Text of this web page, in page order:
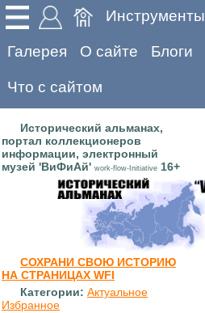
Инструменты
Галерея О сайте Блоги
Что с сайтом
Исторический альманах,
портал коллекционеров
информации, электронный
музей 'ВиФиАй' work-flow-Initiative 16+
СОХРАНИ СВОЮ ИСТОРИЮ
НА СТРАНИЦАХ WFI
Категории: Актуальное
Избранное